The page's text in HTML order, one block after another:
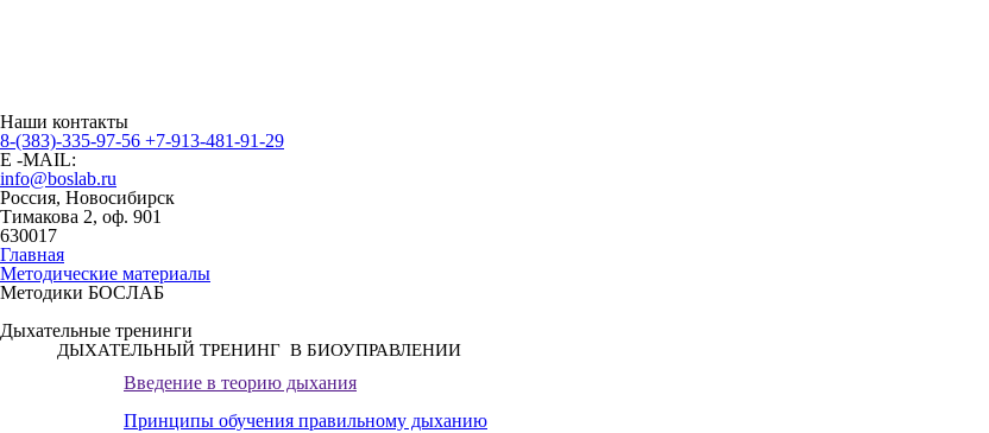
Наши контакты
8-(383)-335-97-56 +7-913-481-91-29
E -MAIL:
info@boslab.ru
Россия, Новосибирск
Тимакова 2, оф. 901
630017
Главная
Методические материалы
Методики БОСЛАБ
Дыхательные тренинги
ДЫХАТЕЛЬНЫЙ ТРЕНИНГ В БИОУПРАВЛЕНИИ
Введение в теорию дыхания
Принципы обучения правильному дыханию